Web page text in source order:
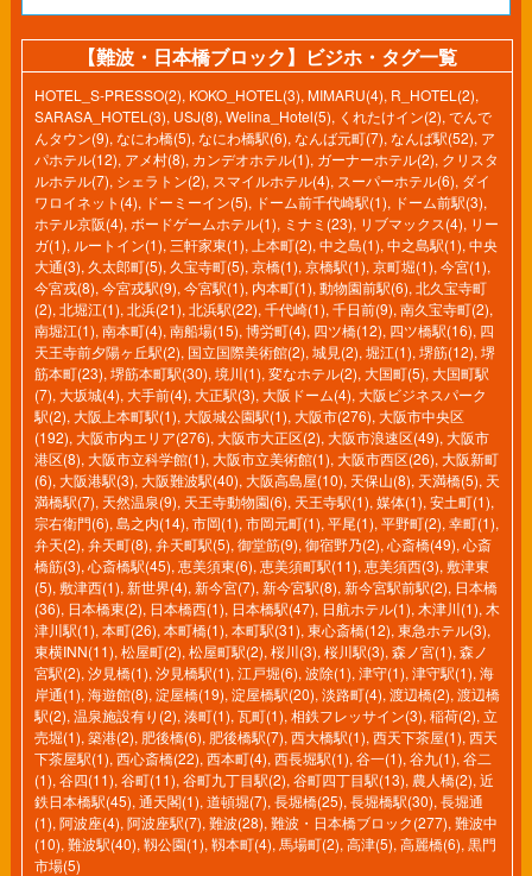
【難波・日本橋ブロック】ビジホ・タグ一覧
HOTEL_S-PRESSO(2), KOKO_HOTEL(3), MIMARU(4), R_HOTEL(2),
SARASA_HOTEL(3), USJ(8), Welina_Hotel(5), くれたけイン(2), でんで
んタウン(9), なにわ橋(5), なにわ橋駅(6), なんば元町(7), なんば駅(52), ア
パホテル(12), アメ村(8), カンデオホテル(1), ガーナーホテル(2), クリスタ
ルホテル(7), シェラトン(2), スマイルホテル(4), スーパーホテル(6), ダイ
ワロイネット(4), ドーミーイン(5), ドーム前千代崎駅(1), ドーム前駅(3),
ホテル京阪(4), ボードゲームホテル(1), ミナミ(23), リブマックス(4), リー
ガ(1), ルートイン(1), 三軒家東(1), 上本町(2), 中之島(1), 中之島駅(1), 中央
大通(3), 久太郎町(5), 久宝寺町(5), 京橋(1), 京橋駅(1), 京町堀(1), 今宮(1),
今宮戎(8), 今宮戎駅(9), 今宮駅(1), 内本町(1), 動物園前駅(6), 北久宝寺町
(2), 北堀江(1), 北浜(21), 北浜駅(22), 千代崎(1), 千日前(9), 南久宝寺町(2),
南堀江(1), 南本町(4), 南船場(15), 博労町(4), 四ツ橋(12), 四ツ橋駅(16), 四
天王寺前夕陽ヶ丘駅(2), 国立国際美術館(2), 城見(2), 堀江(1), 堺筋(12), 堺
筋本町(23), 堺筋本町駅(30), 境川(1), 変なホテル(2), 大国町(5), 大国町駅
(7), 大坂城(4), 大手前(4), 大正駅(3), 大阪ドーム(4), 大阪ビジネスパーク
駅(2), 大阪上本町駅(1), 大阪城公園駅(1), 大阪市(276), 大阪市中央区
(192), 大阪市内エリア(276), 大阪市大正区(2), 大阪市浪速区(49), 大阪市
港区(8), 大阪市立科学館(1), 大阪市立美術館(1), 大阪市西区(26), 大阪新町
(6), 大阪港駅(3), 大阪難波駅(40), 大阪高島屋(10), 天保山(8), 天満橋(5), 天
満橋駅(7), 天然温泉(9), 天王寺動物園(6), 天王寺駅(1), 媒体(1), 安土町(1),
宗右衛門(6), 島之内(14), 市岡(1), 市岡元町(1), 平尾(1), 平野町(2), 幸町(1),
弁天(2), 弁天町(8), 弁天町駅(5), 御堂筋(9), 御宿野乃(2), 心斎橋(49), 心斎
橋筋(3), 心斎橋駅(45), 恵美須東(6), 恵美須町駅(11), 恵美須西(3), 敷津東
(5), 敷津西(1), 新世界(4), 新今宮(7), 新今宮駅(8), 新今宮駅前駅(2), 日本橋
(36), 日本橋東(2), 日本橋西(1), 日本橋駅(47), 日航ホテル(1), 木津川(1), 木
津川駅(1), 本町(26), 本町橋(1), 本町駅(31), 東心斎橋(12), 東急ホテル(3),
東横INN(11), 松屋町(2), 松屋町駅(2), 桜川(3), 桜川駅(3), 森ノ宮(1), 森ノ
宮駅(2), 汐見橋(1), 汐見橋駅(1), 江戸堀(6), 波除(1), 津守(1), 津守駅(1), 海
岸通(1), 海遊館(8), 淀屋橋(19), 淀屋橋駅(20), 淡路町(4), 渡辺橋(2), 渡辺橋
駅(2), 温泉施設有り(2), 湊町(1), 瓦町(1), 相鉄フレッサイン(3), 稲荷(2), 立
売堀(1), 築港(2), 肥後橋(6), 肥後橋駅(7), 西大橋駅(1), 西天下茶屋(1), 西天
下茶屋駅(1), 西心斎橋(22), 西本町(4), 西長堀駅(1), 谷一(1), 谷九(1), 谷二
(1), 谷四(11), 谷町(11), 谷町九丁目駅(2), 谷町四丁目駅(13), 農人橋(2), 近
鉄日本橋駅(45), 通天閣(1), 道頓堀(7), 長堀橋(25), 長堀橋駅(30), 長堀通
(1), 阿波座(4), 阿波座駅(7), 難波(28), 難波・日本橋ブロック(277), 難波中
(10), 難波駅(40), 靱公園(1), 靱本町(4), 馬場町(2), 高津(5), 高麗橋(6), 黒門
市場(5)